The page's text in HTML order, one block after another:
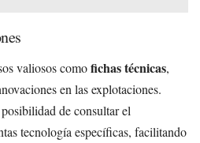
valiosos comofichas técnicas,
en las explotaciones.
de consultar el
tecnología específicas, facilitando